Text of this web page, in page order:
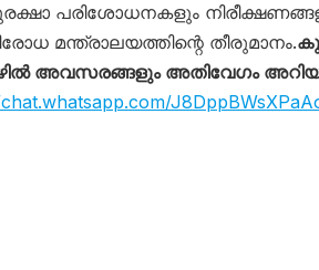
പരിശോധനകളും
മന്ത്രാലയത്തിന്റെ തീരുമാനം.
അവസരങ്ങളും അതിവേഗം